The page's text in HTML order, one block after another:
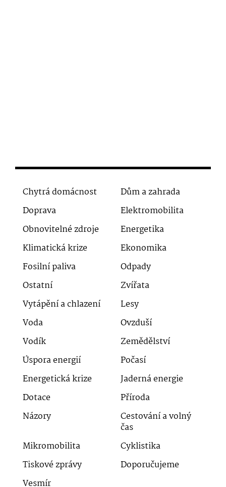
Chytrá domácnost
Dům a zahrada
Doprava
Elektromobilita
Obnovitelné zdroje
Energetika
Klimatická krize
Ekonomika
Fosilní paliva
Odpady
Ostatní
Zvířata
Vytápění a chlazení
Lesy
Voda
Ovzduší
Vodík
Zemědělství
Úspora energií
Počasí
Energetická krize
Jaderná energie
Dotace
Příroda
Názory
Cestování a volný
čas
Mikromobilita
Cyklistika
Tiskové zprávy
Doporučujeme
Vesmír